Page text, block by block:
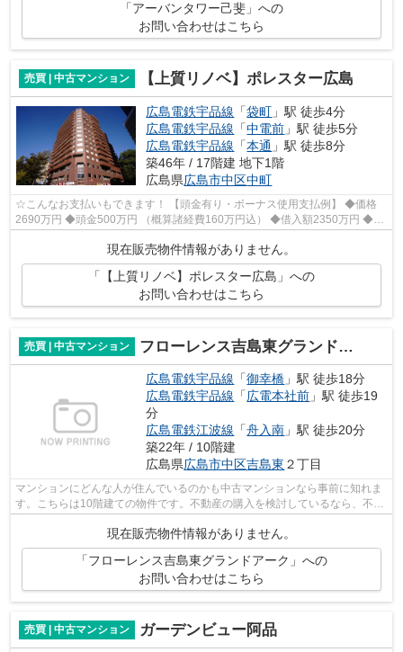
「アーバンタワー己斐」への
お問い合わせはこちら
売買 | 中古マンション 【上質リノベ】ポレスター広島
広島電鉄宇品線 「袋町 」駅 徒歩4分
広島電鉄宇品線 「中電前 」駅 徒歩5分
広島電鉄宇品線 「本通 」駅 徒歩8分
築46年 / 17階建 地下1階
広島県広島市中区中町
☆こんなお支払いもできます！ 【頭金有り・ボーナス使用支払例】 ◆価格
2690万円 ◆頭金500万円 （概算諸経費160万円込） ◆借入額2350万円 ◆年
現在販売物件情報がありません。
「【上質リノベ】ポレスター広島」への
お問い合わせはこちら
売買 | 中古マンション フローレンス吉島東グランドアーク
広島電鉄宇品線 「御幸橋 」駅 徒歩18分
広島電鉄宇品線 「広電本社前 」駅 徒歩19
分
広島電鉄江波線 「舟入南 」駅 徒歩20分
築22年 / 10階建
広島県広島市中区吉島東 ２丁目
マンションにどんな人が住んでいるのかも中古マンションなら事前に知れま
す。こちらは10階建ての物件です。不動産の購入を検討しているなら、不動
産会社をしっかりと選んで下さい。信...
現在販売物件情報がありません。
「フローレンス吉島東グランドアーク」への
お問い合わせはこちら
売買 | 中古マンション ガーデンビュー阿品